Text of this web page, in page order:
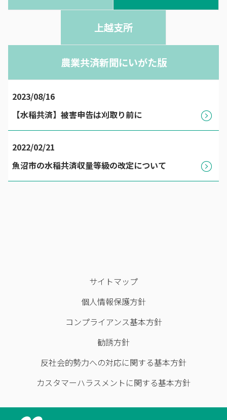
上越支所
農業共済新聞にいがた版
2023/08/16
【水稲共済】被害申告は刈取り前に
2022/02/21
魚沼市の水稲共済収量等級の改定について
サイトマップ
個人情報保護方針
コンプライアンス基本方針
勧誘方針
反社会的勢力への対応に関する基本方針
カスタマーハラスメントに関する基本方針